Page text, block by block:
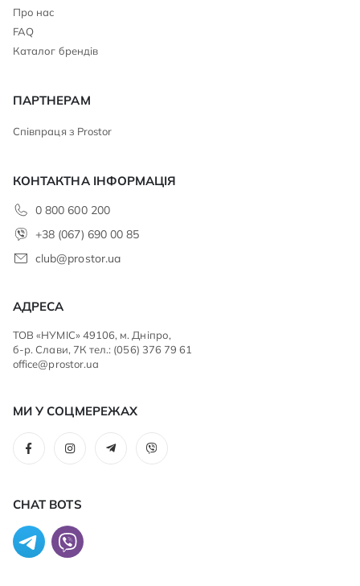
Про нас
FAQ
Каталог брендів
ПАРТНЕРАМ
Співпраця з Prostor
КОНТАКТНА ІНФОРМАЦІЯ
0 800 600 200
+38 (067) 690 00 85
club@prostor.ua
АДРЕСА
ТОВ «НУМІС» 49106, м. Дніпро,
б-р. Слави, 7К тел.: (056) 376 79 61
office@prostor.ua
МИ У СОЦМЕРЕЖАХ
CHAT BOTS